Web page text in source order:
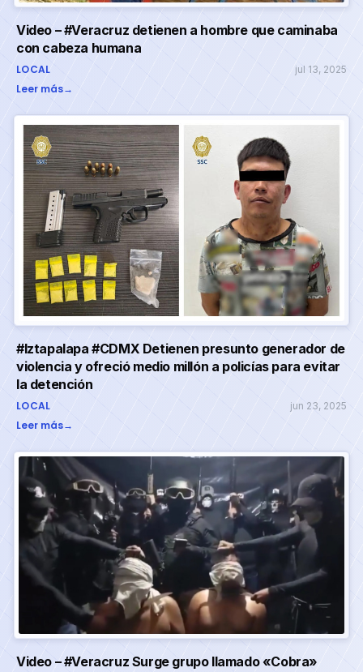
Video – #Veracruz detienen a hombre que caminaba
con cabeza humana
LOCAL jul 13, 2025
Leer más→
#Iztapalapa #CDMX Detienen presunto generador de
violencia y ofreció medio millón a policías para evitar
la detención
LOCAL jun 23, 2025
Leer más→
Video – #Veracruz Surge grupo llamado «Cobra»